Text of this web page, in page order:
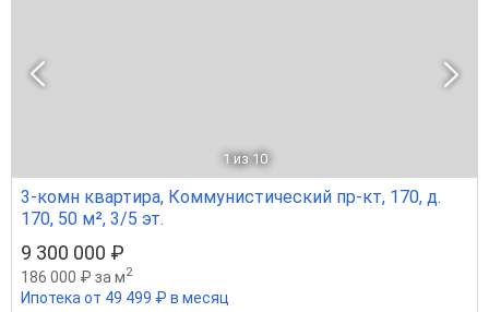
1 из 10
3-комн квартира, Коммунистический пр-кт, 170, д.
170, 50 м², 3/5 эт.
9 300 000 ₽
186 000 ₽ за м2
Ипотека от 49 499 ₽ в месяц